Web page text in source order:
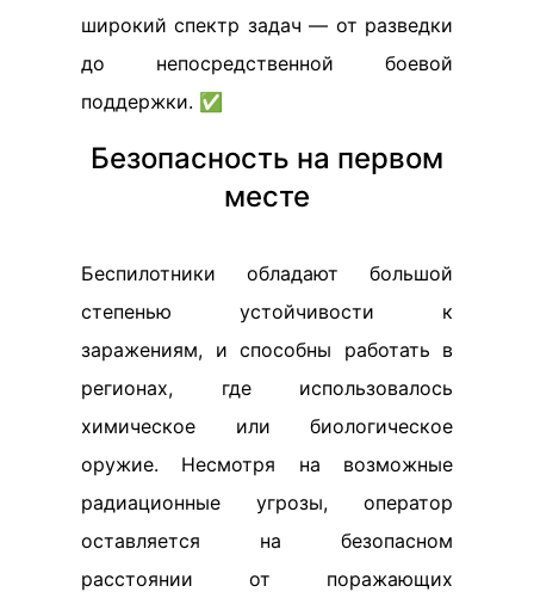
широкий спектр задач — от разведки
до непосредственной боевой
поддержки. ✅
Безопасность на первом
месте
Беспилотники обладают большой
степенью устойчивости к
заражениям, и способны работать в
регионах, где использовалось
химическое или биологическое
оружие. Несмотря на возможные
радиационные угрозы, оператор
оставляется на безопасном
расстоянии от поражающих